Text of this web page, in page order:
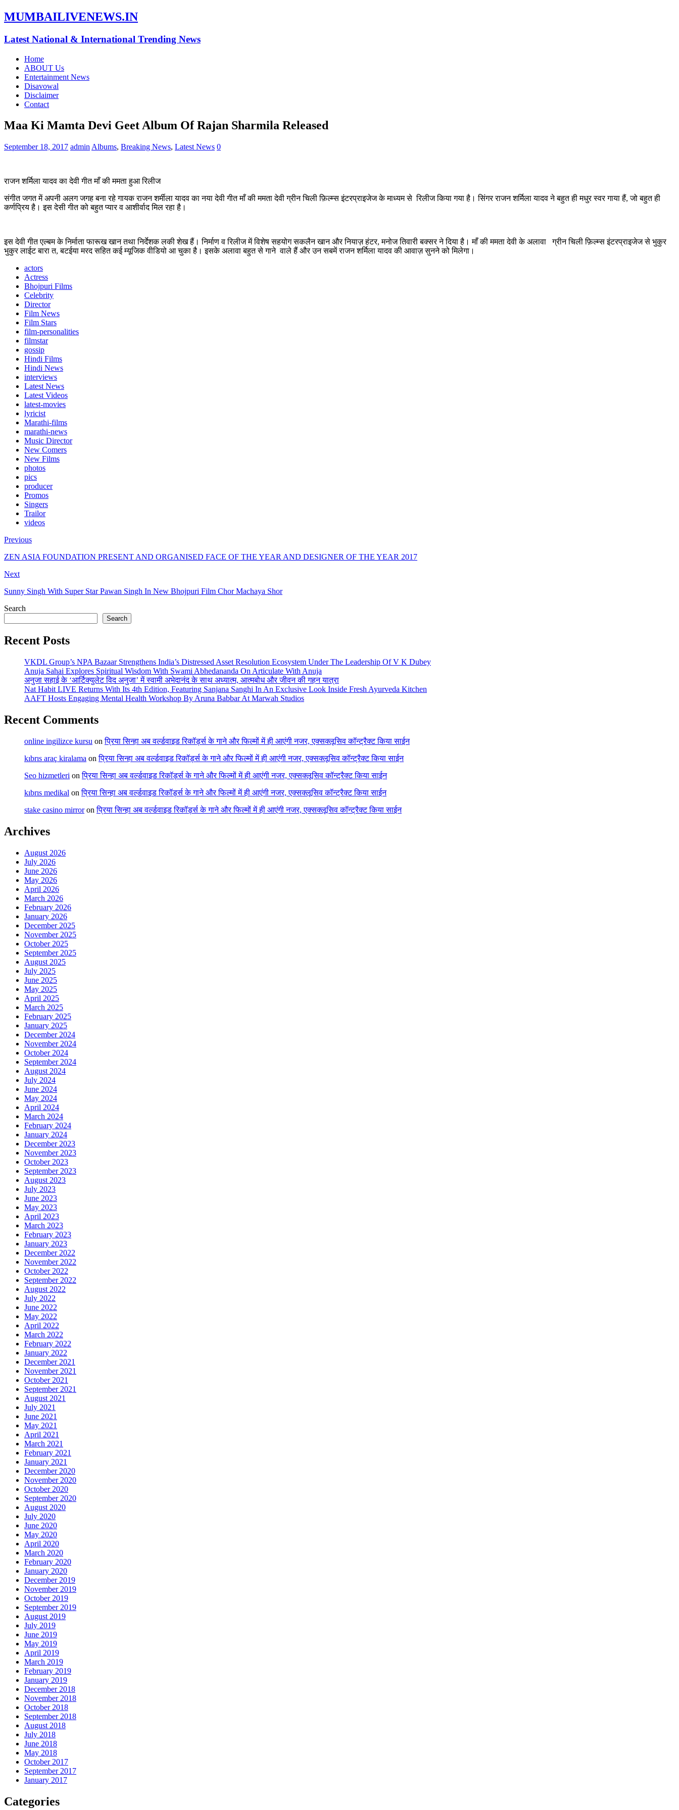
MUMBAILIVENEWS.IN
Latest National & International Trending News
Home
ABOUT Us
Entertainment News
Disavowal
Disclaimer
Contact
Maa Ki Mamta Devi Geet Album Of Rajan Sharmila Released
September 18, 2017 admin Albums, Breaking News, Latest News 0
राजन शर्मिला यादव का देवी गीत माँ की ममता हुआ रिलीज
संगीत जगत में अपनी अलग जगह बना रहे गायक राजन शर्मीला यादव का नया देवी गीत माँ की ममता देवी ग्रीन चिली फ़िल्म्स इंटरप्राइजेज के माध्यम से रिलीज किया गया है। सिंगर राजन शर्मिला यादव ने बहुत ही मधुर स्वर गाया हैं, जो बहुत ही
कर्णप्रिय है। इस देसी गीत को बहुत प्यार व आशीर्वाद मिल रहा है।
इस देवी गीत एल्बम के निर्माता फारूख खान तथा निर्देशक लकी शेख हैं। निर्माण व रिलीज में विशेष सहयोग सकलैन खान और नियाज़ हंटर, मनोज तिवारी बक्सर ने दिया है। माँ की ममता देवी के अलावा ग्रीन चिली फ़िल्म्स इंटरप्राइजेज से भुकुर
भुकुर लाईट बारा त, बटईया मरद सहित कई म्यूजिक वीडियो आ चुका है। इसके अलावा बहुत से गाने वाले हैं और उन सबमें राजन शर्मिला यादव की आवाज़ सुनने को मिलेगा।
actors
Actress
Bhojpuri Films
Celebrity
Director
Film News
Film Stars
film-personalities
filmstar
gossip
Hindi Films
Hindi News
interviews
Latest News
Latest Videos
latest-movies
lyricist
Marathi-films
marathi-news
Music Director
New Comers
New Films
photos
pics
producer
Promos
Singers
Trailor
videos
Previous
ZEN ASIA FOUNDATION PRESENT AND ORGANISED FACE OF THE YEAR AND DESIGNER OF THE YEAR 2017
Next
Sunny Singh With Super Star Pawan Singh In New Bhojpuri Film Chor Machaya Shor
Search
Search
Recent Posts
VKDL Group’s NPA Bazaar Strengthens India’s Distressed Asset Resolution Ecosystem Under The Leadership Of V K Dubey
Anuja Sahai Explores Spiritual Wisdom With Swami Abhedananda On Articulate With Anuja
अनुजा सहाई के ‘आर्टिक्युलेट विद अनुजा’ में स्वामी अभेदानंद के साथ अध्यात्म, आत्मबोध और जीवन की गहन यात्रा
Nat Habit LIVE Returns With Its 4th Edition, Featuring Sanjana Sanghi In An Exclusive Look Inside Fresh Ayurveda Kitchen
AAFT Hosts Engaging Mental Health Workshop By Aruna Babbar At Marwah Studios
Recent Comments
online ingilizce kursu onप्रिया सिन्हा अब वर्ल्डवाइड रिकॉर्ड्स के गाने और फिल्मों में ही आएंगी नजर, एक्सक्लूसिव कॉन्ट्रैक्ट किया साईन
kıbrıs araç kiralama onप्रिया सिन्हा अब वर्ल्डवाइड रिकॉर्ड्स के गाने और फिल्मों में ही आएंगी नजर, एक्सक्लूसिव कॉन्ट्रैक्ट किया साईन
Seo hizmetleri onप्रिया सिन्हा अब वर्ल्डवाइड रिकॉर्ड्स के गाने और फिल्मों में ही आएंगी नजर, एक्सक्लूसिव कॉन्ट्रैक्ट किया साईन
kıbrıs medikal onप्रिया सिन्हा अब वर्ल्डवाइड रिकॉर्ड्स के गाने और फिल्मों में ही आएंगी नजर, एक्सक्लूसिव कॉन्ट्रैक्ट किया साईन
stake casino mirroronप्रिया सिन्हा अब वर्ल्डवाइड रिकॉर्ड्स के गाने और फिल्मों में ही आएंगी नजर, एक्सक्लूसिव कॉन्ट्रैक्ट किया साईन
Archives
August 2026
July 2026
June 2026
May 2026
April 2026
March 2026
February 2026
January 2026
December 2025
November 2025
October 2025
September 2025
August 2025
July 2025
June 2025
May 2025
April 2025
March 2025
February 2025
January 2025
December 2024
November 2024
October 2024
September 2024
August 2024
July 2024
June 2024
May 2024
April 2024
March 2024
February 2024
January 2024
December 2023
November 2023
October 2023
September 2023
August 2023
July 2023
June 2023
May 2023
April 2023
March 2023
February 2023
January 2023
December 2022
November 2022
October 2022
September 2022
August 2022
July 2022
June 2022
May 2022
April 2022
March 2022
February 2022
January 2022
December 2021
November 2021
October 2021
September 2021
August 2021
July 2021
June 2021
May 2021
April 2021
March 2021
February 2021
January 2021
December 2020
November 2020
October 2020
September 2020
August 2020
July 2020
June 2020
May 2020
April 2020
March 2020
February 2020
January 2020
December 2019
November 2019
October 2019
September 2019
August 2019
July 2019
June 2019
May 2019
April 2019
March 2019
February 2019
January 2019
December 2018
November 2018
October 2018
September 2018
August 2018
July 2018
June 2018
May 2018
October 2017
September 2017
January 2017
Categories